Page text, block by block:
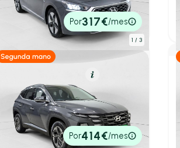
1 / 3
202274.741 km 141cvAutomático
17.890€ Por317€/mes
Hyundai Tucson
1.6T 158kW (215CV) HEV AT Maxx
202520.782 km215cvAutomático
31.890€ Por414€/mes